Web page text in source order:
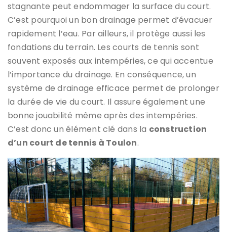
stagnante peut endommager la surface du court.
C’est pourquoi un bon drainage permet d’évacuer
rapidement l’eau. Par ailleurs, il protège aussi les
fondations du terrain. Les courts de tennis sont
souvent exposés aux intempéries, ce qui accentue
l’importance du drainage. En conséquence, un
système de drainage efficace permet de prolonger
la durée de vie du court. Il assure également une
bonne jouabilité même après des intempéries.
C’est donc un élément clé dans la construction
d’un court de tennis à Toulon.